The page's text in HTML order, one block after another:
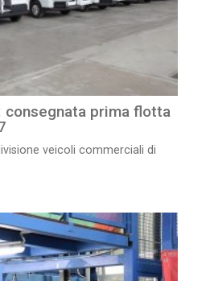
consegnata prima flotta
veicoli commerciali di